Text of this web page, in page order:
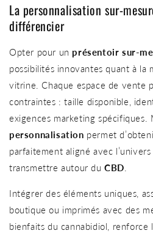
La personnalisation sur-
différencier
Opter pour un présentoir sur-
possibilités innovantes quant à la
vitrine. Chaque espace de vente
contraintes : taille disponible,
exigences marketing spécifiques.
personnalisation permet
parfaitement aligné avec
transmettre autour duCBD
Intégrer des éléments uniques,
boutique ou imprimés avec des
bienfaits du cannabidiol, renforce